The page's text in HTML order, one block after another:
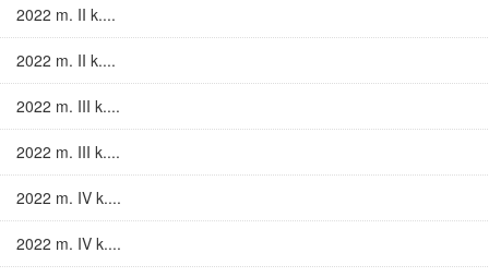
2022 m. II k....
2022 m. II k....
2022 m. III k....
2022 m. III k....
2022 m. IV k....
2022 m. IV k....